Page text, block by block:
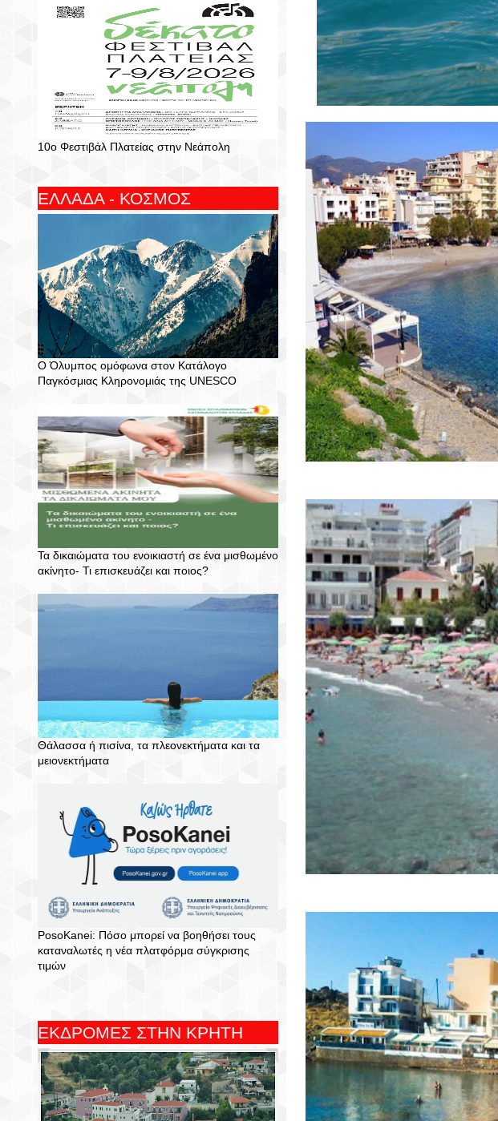
10ο Φεστιβάλ Πλατείας στην Νεάπολη
ΕΛΛΑΔΑ - ΚΟΣΜΟΣ
Ο Όλυμπος ομόφωνα στον Κατάλογο
Παγκόσμιας Κληρονομιάς της UNESCO
Τα δικαιώματα του ενοικιαστή σε ένα μισθωμένο
ακίνητο- Τι επισκευάζει και ποιος?
Θάλασσα ή πισίνα, τα πλεονεκτήματα και τα
μειονεκτήματα
PosoKanei: Πόσο μπορεί να βοηθήσει τους
καταναλωτές η νέα πλατφόρμα σύγκρισης
τιμών
ΕΚΔΡΟΜΕΣ ΣΤΗΝ ΚΡΗΤΗ